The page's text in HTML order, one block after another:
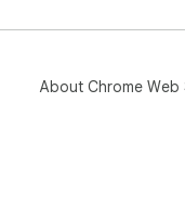
About Chrome Web